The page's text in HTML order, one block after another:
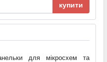
купити
для мікросхем та